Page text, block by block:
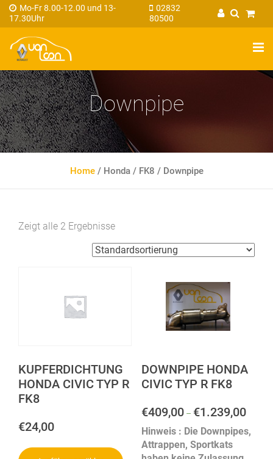
Mo-Fr 8.00-12.00 und 13-
17.30Uhr
02832
80500
Downpipe
Home/ Honda/ FK8 / Downpipe
Zeigt alle 2 Ergebnisse
KUPFERDICHTUNG
HONDA CIVIC TYP R
FK8
€24,00
DOWNPIPE HONDA
CIVIC TYP R FK8
€409,00– €1.239,00
Hinweis : Die Downpipes,
Attrappen, Sportkats